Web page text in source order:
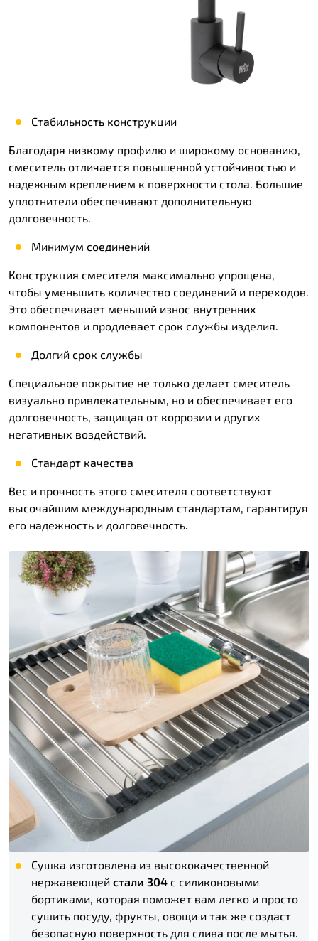
Стабильность конструкции
Благодаря низкому профилю и широкому основанию,
смеситель отличается повышенной устойчивостью и
надежным креплением к поверхности стола. Большие
уплотнители обеспечивают дополнительную
долговечность.
Минимум соединений
Конструкция смесителя максимально упрощена,
чтобы уменьшить количество соединений и переходов.
Это обеспечивает меньший износ внутренних
компонентов и продлевает срок службы изделия.
Долгий срок службы
Специальное покрытие не только делает смеситель
визуально привлекательным, но и обеспечивает его
долговечность, защищая от коррозии и других
негативных воздействий.
Стандарт качества
Вес и прочность этого смесителя соответствуют
высочайшим международным стандартам, гарантируя
его надежность и долговечность.
Сушка изготовлена из высококачественной
нержавеющей стали 304 с силиконовыми
бортиками, которая поможет вам легко и просто
сушить посуду, фрукты, овощи и так же создаст
безопасную поверхность для слива после мытья.